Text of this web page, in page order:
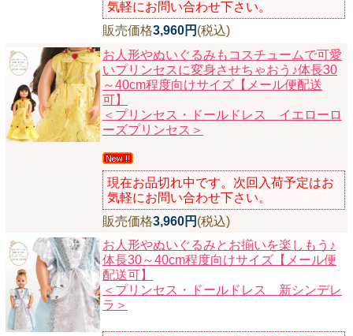
気軽にお問い合わせ下さい。
販売価格3,960円 (税込)
お人形やぬいぐるみもコスチュームで可愛
いプリンセスに変身させちゃおう♪体長30
～40cm程度向けサイズ【メール便配送
可】
＜プリンセス・ドールドレス イエローロ
ーズプリンセス＞
現在お品切れ中です。次回入荷予定はお
気軽にお問い合わせ下さい。
販売価格3,960円 (税込)
お人形やぬいぐるみとお揃いを楽しもう♪
体長30～40cm程度向けサイズ【メール便
配送可】
＜プリンセス・ドールドレス 新シンデレ
ラ＞